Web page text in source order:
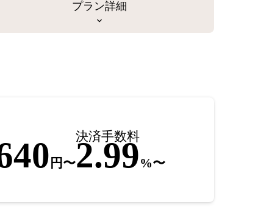
プラン詳細
円〜
決済手数料
2.99%〜